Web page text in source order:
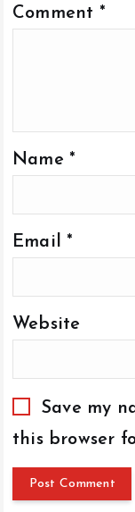
Comment *
Name *
Email *
Website
Save my
this browser